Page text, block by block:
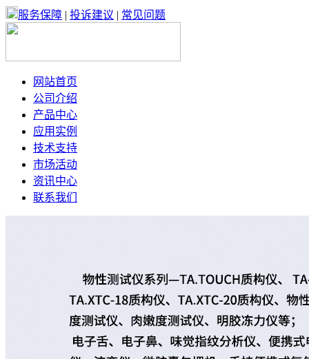
服务保障 | 投诉建议 | 常见问题
网站首页
公司介绍
产品中心
应用实例
技术支持
市场活动
资讯中心
联系我们